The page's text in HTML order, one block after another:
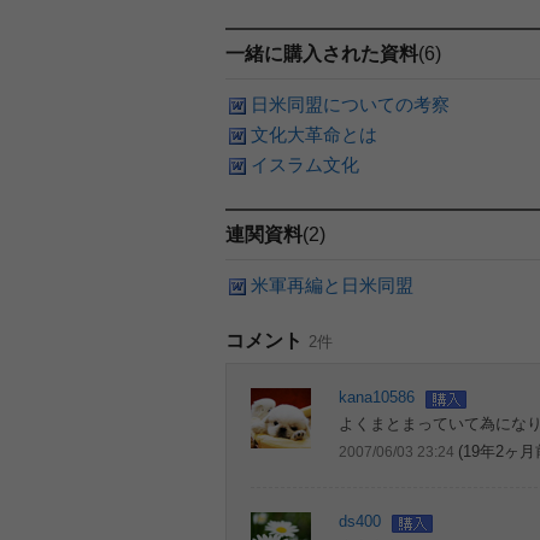
一緒に購入された資料(6)
日米同盟についての考察
文化大革命とは
イスラム文化
連関資料(2)
米軍再編と日米同盟
コメント 2件
kana10586
よくまとまっていて為になり
2007/06/03 23:24 (19年2ヶ月
ds400